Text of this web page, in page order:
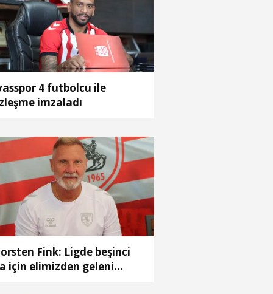
4 futbolcu ile
imzaladı
Fink: Ligde beşinci
için elimizden geleni